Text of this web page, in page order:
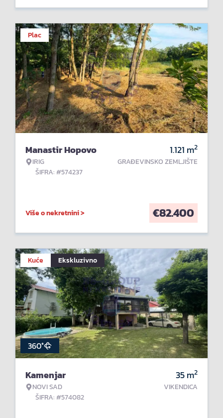
Plac
Manastir Hopovo
IRIG
ŠIFRA: #574237
1.121 m2
GRAĐEVINSKO ZEMLJIŠTE
Više o nekretnini > €82.400
Kuće Ekskluzivno
360°
Kamenjar
NOVI SAD
ŠIFRA: #574082
35m2
VIKENDICA